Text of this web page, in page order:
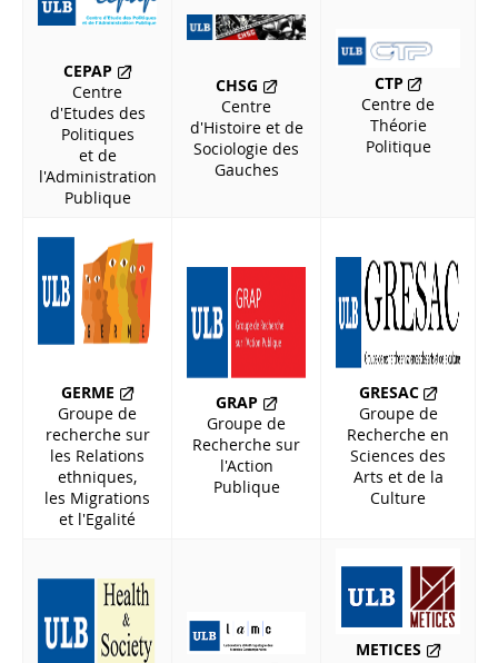
CEPAP
Centre
d'Etudes des
Politiques
et de
l'Administration
Publique
CHSG
Centre
d'Histoire et de
Sociologie des
Gauches
CTP
Centre de
Théorie
Politique
GERME
Groupe de
recherche sur
les Relations
ethniques,
les Migrations
et l'Egalité
GRAP
Groupe de
Recherche sur
l'Action
Publique
GRESAC
Groupe de
Recherche en
Sciences des
Arts et de la
Culture
METICES